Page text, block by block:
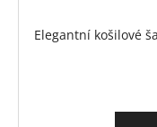
Elegantní košilové